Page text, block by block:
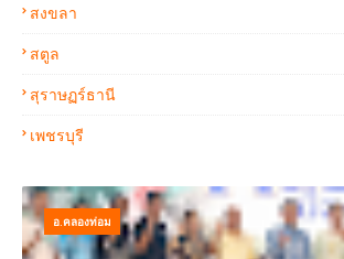
สงขลา
สตูล
สุราษฏร์ธานี
เพชรบุรี
อ.คลองท่อม